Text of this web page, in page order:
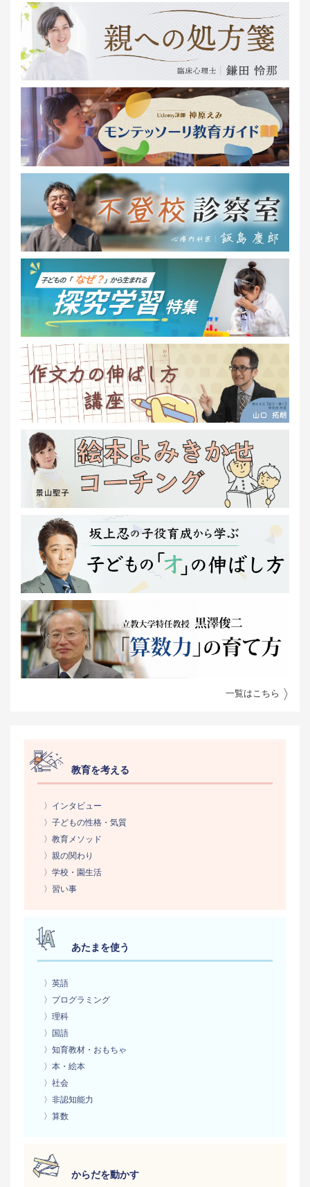
一覧はこちら
教育を考える
〉インタビュー
〉子どもの性格・気質
〉教育メソッド
〉親の関わり
〉学校・園生活
〉習い事
あたまを使う
〉英語
〉プログラミング
〉理科
〉国語
〉知育教材・おもちゃ
〉本・絵本
〉社会
〉非認知能力
〉算数
からだを動かす